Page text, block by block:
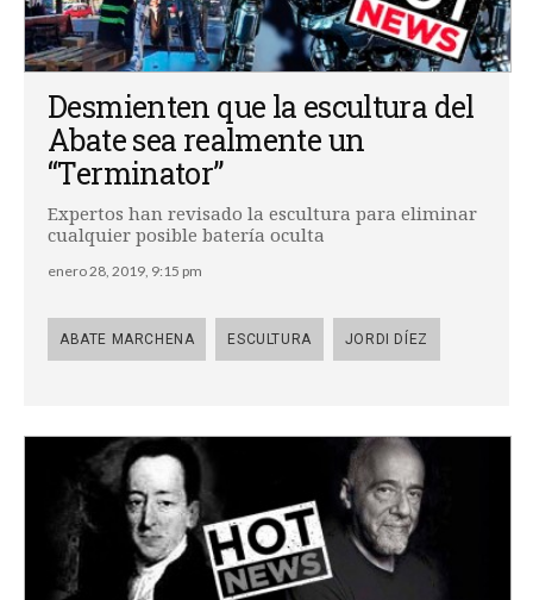
Desmienten que la escultura del
Abate sea realmente un
“Terminator”
Expertos han revisado la escultura para eliminar
cualquier posible batería oculta
enero 28, 2019, 9:15 pm
ABATE MARCHENA ESCULTURA JORDI DÍEZ